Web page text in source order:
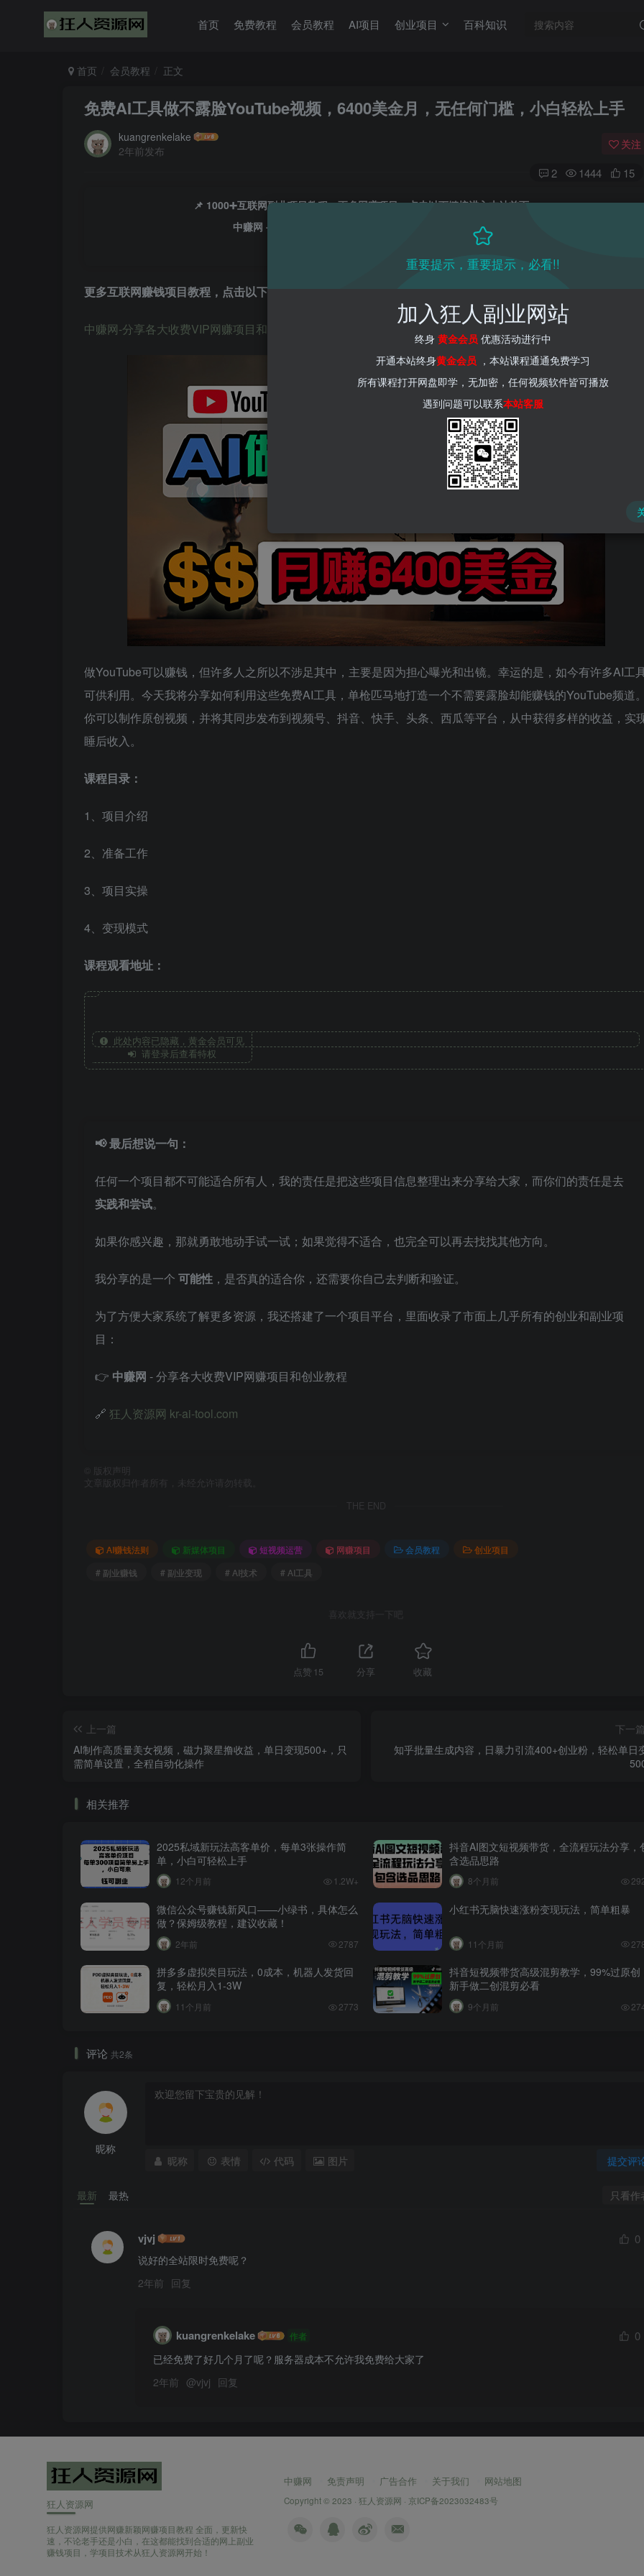
首页 免费教程 会员教程 AI项目 创业项目 百科知识
首页 会员教程 正文
免费AI工具做不露脸YouTube视频，6400美金月，无任何门槛，小白轻松上手
kuangrenkelake
2年前发布
关注
2 1444 15
📌 1000➕互联网副业项目教程，更多网赚项目，点击以下链接进入本站首页：
中赚网 - 分享各大收费VIP网赚项目和创业教程 - 狂人资源网
更多互联网赚钱项目教程，点击以下链接进入本站首页
中赚网-分享各大收费VIP网赚项目和创业教程-狂人资源网 (kr-ai-tool.com)
做YouTube可以赚钱，但许多人之所以不涉足其中，主要是因为担心曝光和出镜。幸运的是，如今有许多AI工
可供利用。今天我将分享如何利用这些免费AI工具，单枪匹马地打造一个不需要露脸却能赚钱的YouTube频道。
你可以制作原创视频，并将其同步发布到视频号、抖音、快手、头条、西瓜等平台，从中获得多样的收益，实
睡后收入。
课程目录：
1、项目介绍
2、准备工作
3、项目实操
4、变现模式
课程观看地址：
此处内容已隐藏，黄金会员可见
请登录后查看特权
📢 最后想说一句：
任何一个项目都不可能适合所有人，我的责任是把这些项目信息整理出来分享给大家，而你们的责任是去
实践和尝试。
如果你感兴趣，那就勇敢地动手试一试；如果觉得不适合，也完全可以再去找找其他方向。
我分享的是一个 可能性 ，是否真的适合你，还需要你自己去判断和验证。
为了方便大家系统了解更多资源，我还搭建了一个项目平台，里面收录了市面上几乎所有的创业和副业项
目：
👉 中赚网 - 分享各大收费VIP网赚项目和创业教程
🔗 狂人资源网 kr-ai-tool.com
版权声明
文章版权归作者所有，未经允许请勿转载。
THE END
AI赚钱法则 新媒体项目 短视频运营 网赚项目 会员教程
创业项目
# 副业赚钱
# 副业变现 # AI技术 # AI工具
喜欢就支持一下吧
点赞 15 分享 收藏
上一篇
AI制作高质量美女视频，磁力聚星撸收益，单日变现500+，只
需简单设置，全程自动化操作
下一篇
知乎批量生成内容，日暴力引流400+创业粉，轻松单日
相关推荐
2025私域新玩法高客单价，每单3张操作简
单，小白可轻松上手
12个月前 1.2W+
抖音AI图文短视频带货，全流程玩法分享，
含选品思路
8个月前
微信公众号赚钱新风口——小绿书，具体怎么
做？保姆级教程，建议收藏！
2年前 2787
小红书无脑快速涨粉变现玩法，简单粗暴
11个月前
拼多多虚拟类目玩法，0成本，机器人发货回
复，轻松月入1-3W
11个月前 2773
抖音短视频带货高级混剪教学，99%过原创
新手做二创混剪必看
9个月前
评论 共2条
昵称
提交评
昵称 表情 代码 图片
最新 最热 只看作
vjvj 0
说好的全站限时免费呢？
2年前 回复
kuangrenkelake 作者 0
已经免费了好几个月了呢？服务器成本不允许我免费给大家了
2年前 @vjvj 回复
狂人资源网
狂人资源网提供网赚新颖网赚项目教程 全面，更新快
速，不论老手还是小白，在这都能找到合适的网上副业
赚钱项目，学项目技术从狂人资源网开始！
中赚网 免责声明 广告合作 关于我们 网站地图
Copyright © 2023 · 狂人资源网 · 京ICP备2023032483号
重要提示，重要提示，必看!!
加入狂人副业网站
终身 黄金会员 优惠活动进行中
开通本站终身黄金会员 ，本站课程通通免费学习
所有课程打开网盘即学，无加密，任何视频软件皆可播放
遇到问题可以联系本站客服